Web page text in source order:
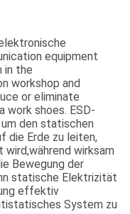
equipment
in the
workshop and
or eliminate
work shoes. ESD-
den statischen
die Erde zu leiten,
wirksam
Bewegung der
statische Elektrizität
effektiv
System zu